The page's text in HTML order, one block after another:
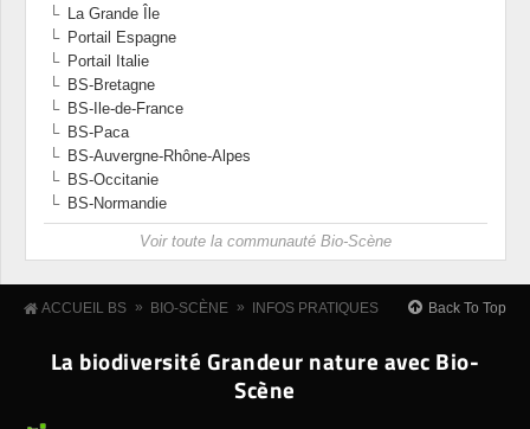
La Grande Île
Portail Espagne
Portail Italie
BS-Bretagne
BS-Ile-de-France
BS-Paca
BS-Auvergne-Rhône-Alpes
BS-Occitanie
BS-Normandie
Voir toute la communauté Bio-Scène
ACCUEIL BS » BIO-SCÈNE » INFOS PRATIQUES Back To Top
La biodiversité Grandeur nature avec Bio-
Scène